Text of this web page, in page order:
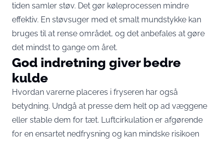
tiden samler støv. Det gør køleprocessen mindre
effektiv. En støvsuger med et smalt mundstykke kan
bruges til at rense området, og det anbefales at gøre
det mindst to gange om året.
God indretning giver bedre
kulde
Hvordan varerne placeres i fryseren har også
betydning. Undgå at presse dem helt op ad væggene
eller stable dem for tæt. Luftcirkulation er afgørende
for en ensartet nedfrysning og kan mindske risikoen